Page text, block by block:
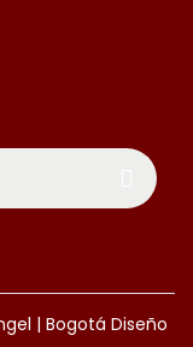
| Bogotá Diseño